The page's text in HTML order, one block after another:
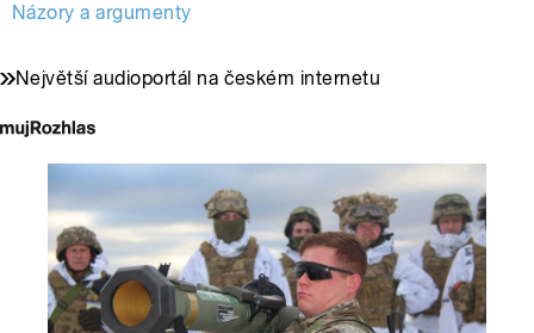
Názory a argumenty
Největší audioportál na českém internetu